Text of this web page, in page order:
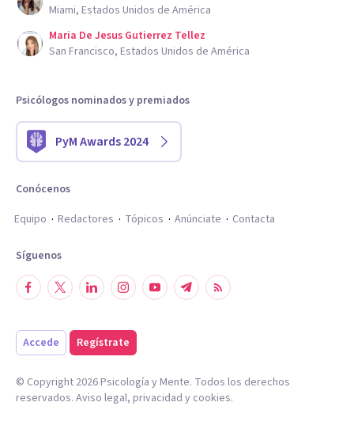
Miami, Estados Unidos de América
Maria De Jesus Gutierrez Tellez
San Francisco, Estados Unidos de América
Psicólogos nominados y premiados
PyM Awards 2024
Conócenos
Equipo
Redactores Tópicos Anúnciate Contacta
Síguenos
Accede Regístrate
© Copyright 2026Psicología y Mente. Todos los derechos
reservados. Aviso legal, privacidad y cookies.